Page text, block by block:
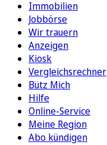
Immobilien
Jobbörse
Wir trauern
Anzeigen
Kiosk
Vergleichsrechner
Bütz Mich
Hilfe
Online-Service
Meine Region
Abo kündigen